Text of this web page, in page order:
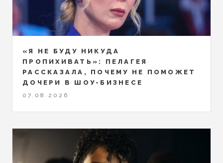
«Я НЕ БУДУ НИКУДА
ПРОПИХИВАТЬ»: ПЕЛАГЕЯ
РАССКАЗАЛА, ПОЧЕМУ НЕ ПОМОЖЕТ
ДОЧЕРИ В ШОУ-БИЗНЕСЕ
07.08.2026